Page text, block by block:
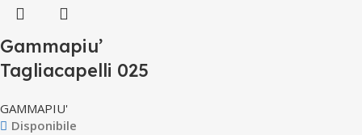
Gammapiu’
Tagliacapelli 025
GAMMAPIU'
Disponibile